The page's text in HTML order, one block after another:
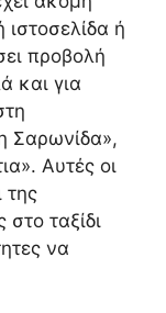
ιστοσελίδα ή
προβολή
και για
Σαρωνίδα»,
Αυτές οι
της
ταξίδι
να